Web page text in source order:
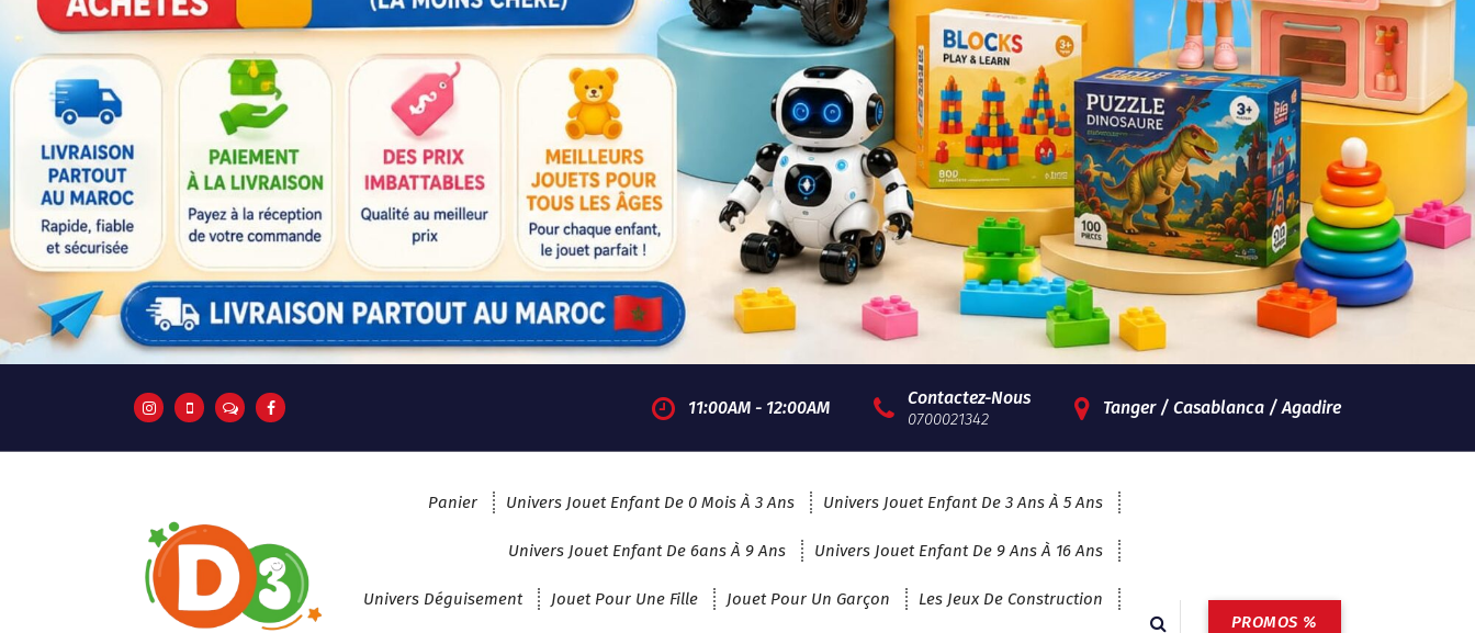
11:00AM - 12:00AM Contactez-Nous
0700021342
Tanger / Casablanca / Agadire
Panier Univers Jouet Enfant De 0 Mois À 3 Ans Univers Jouet Enfant De 3 Ans À 5 Ans
Univers Jouet Enfant De 6ans À 9 Ans Univers Jouet Enfant De 9 Ans À 16 Ans
Univers Déguisement Jouet Pour Une Fille Jouet Pour Un Garçon Les Jeux De Construction
PROMOS %